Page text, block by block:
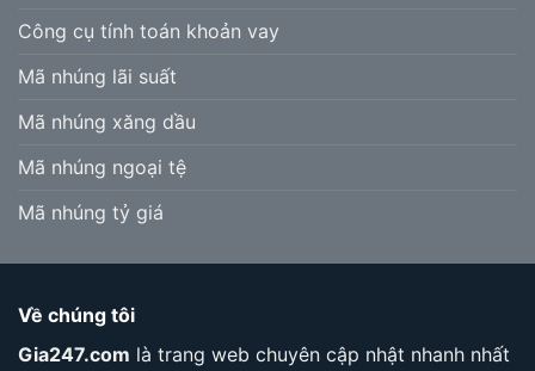
Công cụ tính toán khoản vay
Mã nhúng lãi suất
Mã nhúng xăng dầu
Mã nhúng ngoại tệ
Mã nhúng tỷ giá
Về chúng tôi
Gia247.com là trang web chuyên cập nhật nhanh nhất